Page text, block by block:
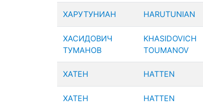
ХАРУТУНИАН HARUTUNIAN
ХАСИДОВИЧ
ТУМАНОВ
KHASIDOVICH
TOUMANOV
ХАТЕН HATTEN
ХАТЕН HATTEN